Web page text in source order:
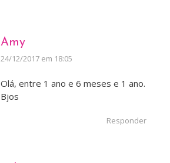
Amy
disse:
24/12/2017 em 18:05
Olá, entre 1 ano e 6 meses e 1 ano.
Bjos
Responder